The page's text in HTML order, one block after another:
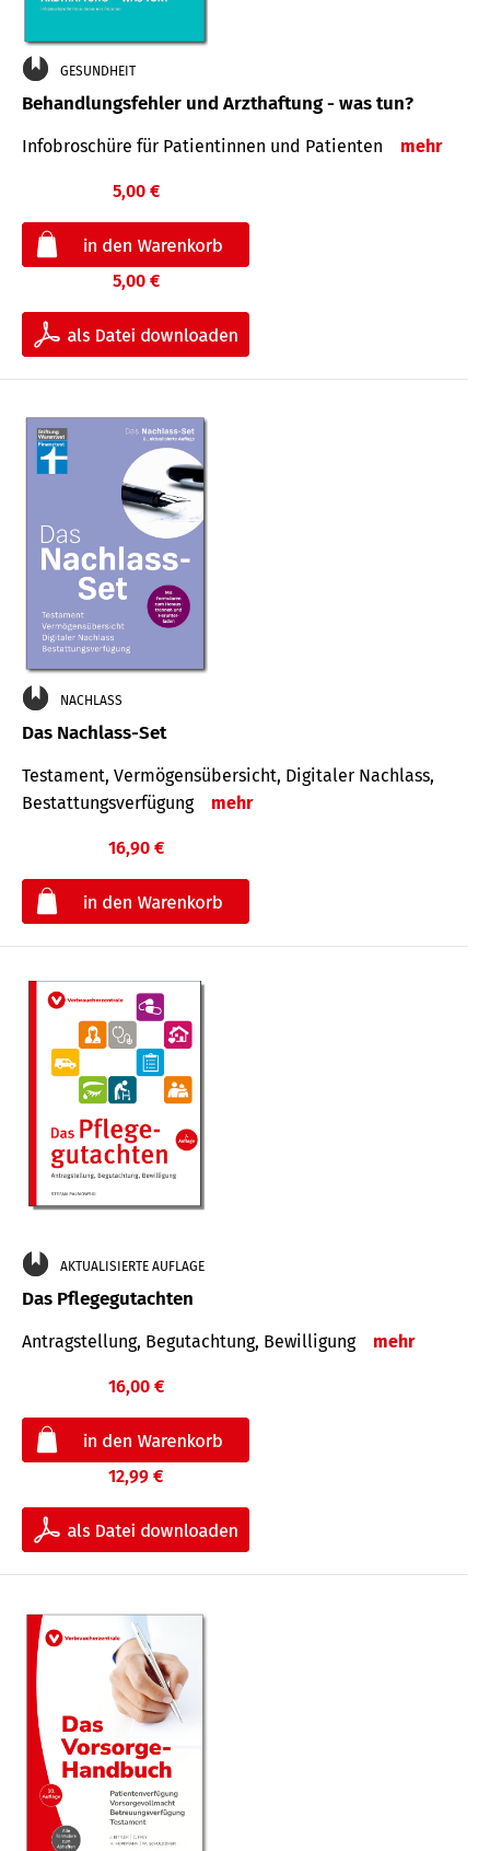
GESUNDHEIT
Behandlungsfehler und Arzthaftung - was tun?
Infobroschüre für Patientinnen und Patienten mehr
5,00 €
5,00 €
NACHLASS
Das Nachlass-Set
Testament, Vermögens­übersicht, Digitaler Nach­lass,
Bestat­tungs­ver­fügung
mehr
16,90 €
AKTUALISIERTE AUFLAGE
Das Pflegegutachten
Antragstellung, Begutachtung, Bewilligung mehr
16,00 €
12,99 €